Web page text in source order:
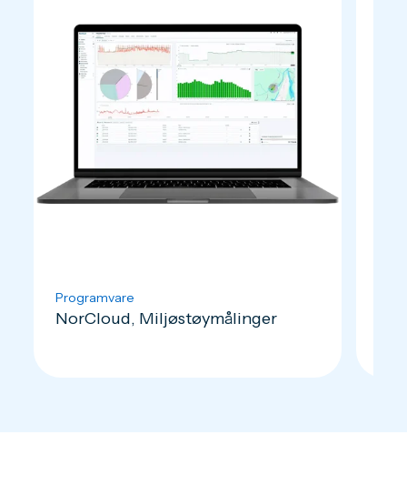
Programvare
NorCloud, Miljøstøymålinger